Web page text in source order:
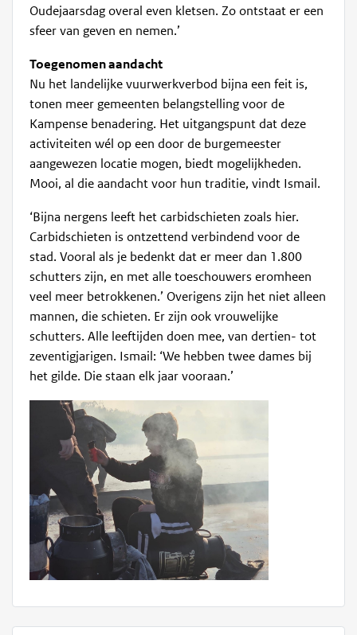
Oudejaarsdag overal even kletsen. Zo ontstaat er een
sfeer van geven en nemen.’
Toegenomen aandacht
Nu het landelijke vuurwerkverbod bijna een feit is,
tonen meer gemeenten belangstelling voor de
Kampense benadering. Het uitgangspunt dat deze
activiteiten wél op een door de burgemeester
aangewezen locatie mogen, biedt mogelijkheden.
Mooi, al die aandacht voor hun traditie, vindt Ismail.
‘Bijna nergens leeft het carbidschieten zoals hier.
Carbidschieten is ontzettend verbindend voor de
stad. Vooral als je bedenkt dat er meer dan 1.800
schutters zijn, en met alle toeschouwers eromheen
veel meer betrokkenen.’ Overigens zijn het niet alleen
mannen, die schieten. Er zijn ook vrouwelijke
schutters. Alle leeftijden doen mee, van dertien- tot
zeventigjarigen. Ismail: ‘We hebben twee dames bij
het gilde. Die staan elk jaar vooraan.’